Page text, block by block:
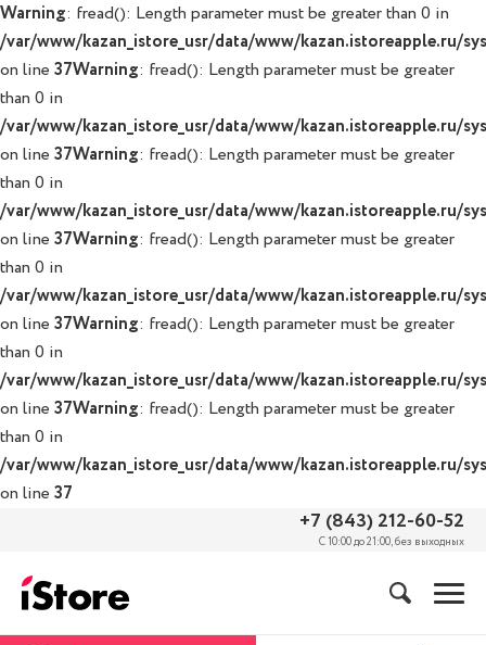
Warning: fread(): Length parameter must be greater than 0 in
/var/www/kazan_istore_usr/data/www/kazan.istoreapple.ru/
on line 37Warning: fread(): Length parameter must be greater
than 0 in
/var/www/kazan_istore_usr/data/www/kazan.istoreapple.ru/
on line 37Warning: fread(): Length parameter must be greater
than 0 in
/var/www/kazan_istore_usr/data/www/kazan.istoreapple.ru/
on line 37Warning: fread(): Length parameter must be greater
than 0 in
/var/www/kazan_istore_usr/data/www/kazan.istoreapple.ru/
on line 37Warning: fread(): Length parameter must be greater
than 0 in
/var/www/kazan_istore_usr/data/www/kazan.istoreapple.ru/
on line 37Warning: fread(): Length parameter must be greater
than 0 in
/var/www/kazan_istore_usr/data/www/kazan.istoreapple.ru/
on line 37
+7 (843) 212-60-52
С 10:00 до 21:00, без выходных